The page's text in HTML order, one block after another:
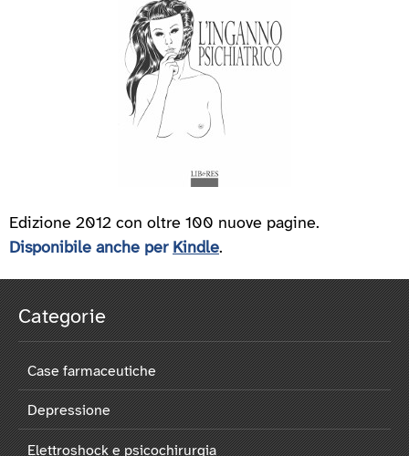
Edizione 2012 con oltre 100 nuove pagine.
Disponibile anche per Kindle.
Categorie
Case farmaceutiche
Depressione
Elettroshock e psicochirurgia